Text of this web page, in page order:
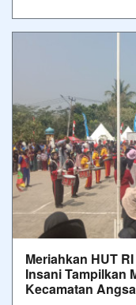
Meriahkan HUT
Insani Tampilkan
Kecamatan